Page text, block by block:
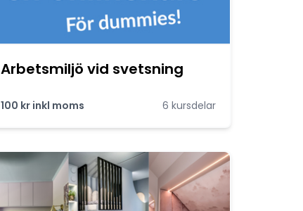
Arbetsmiljö vid svetsning
100 kr inkl moms 6 kursdelar